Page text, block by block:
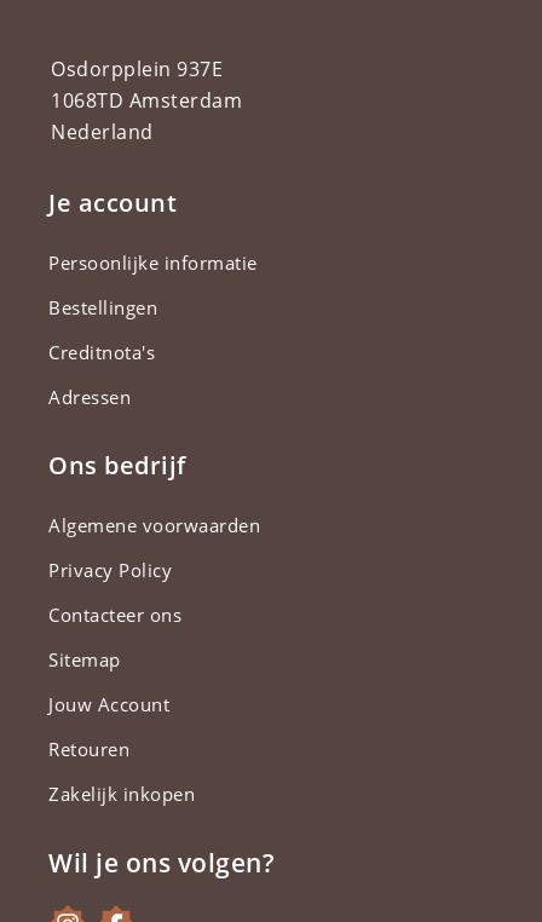
Osdorpplein 937E
1068TD Amsterdam
Nederland
Je account
Persoonlijke informatie
Bestellingen
Creditnota's
Adressen
Ons bedrijf
Algemene voorwaarden
Privacy Policy
Contacteer ons
Sitemap
Jouw Account
Retouren
Zakelijk inkopen
Wil je ons volgen?